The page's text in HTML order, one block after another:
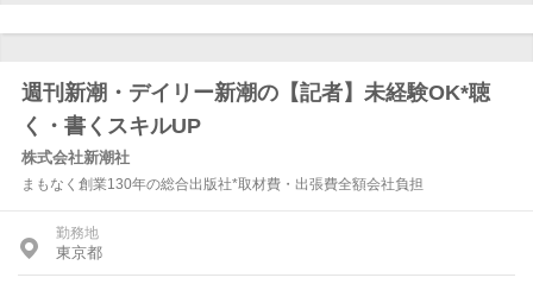
週刊新潮・デイリー新潮の【記者】未経験OK*聴
く・書くスキルUP
株式会社新潮社
まもなく創業130年の総合出版社*取材費・出張費全額会社負担
勤務地
東京都